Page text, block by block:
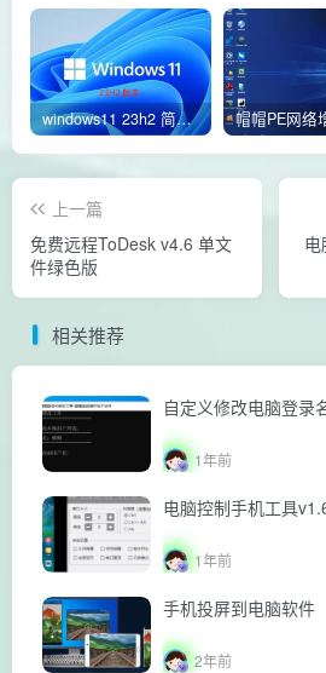
windows11 23h2 简体中文版64位 正式版
上一篇
免费远程ToDesk v4.6 单文
件绿色版
相关推荐
自定义修改电脑登录
1年前
电脑控制手机工具
1年前
手机投屏到电脑软件
2年前